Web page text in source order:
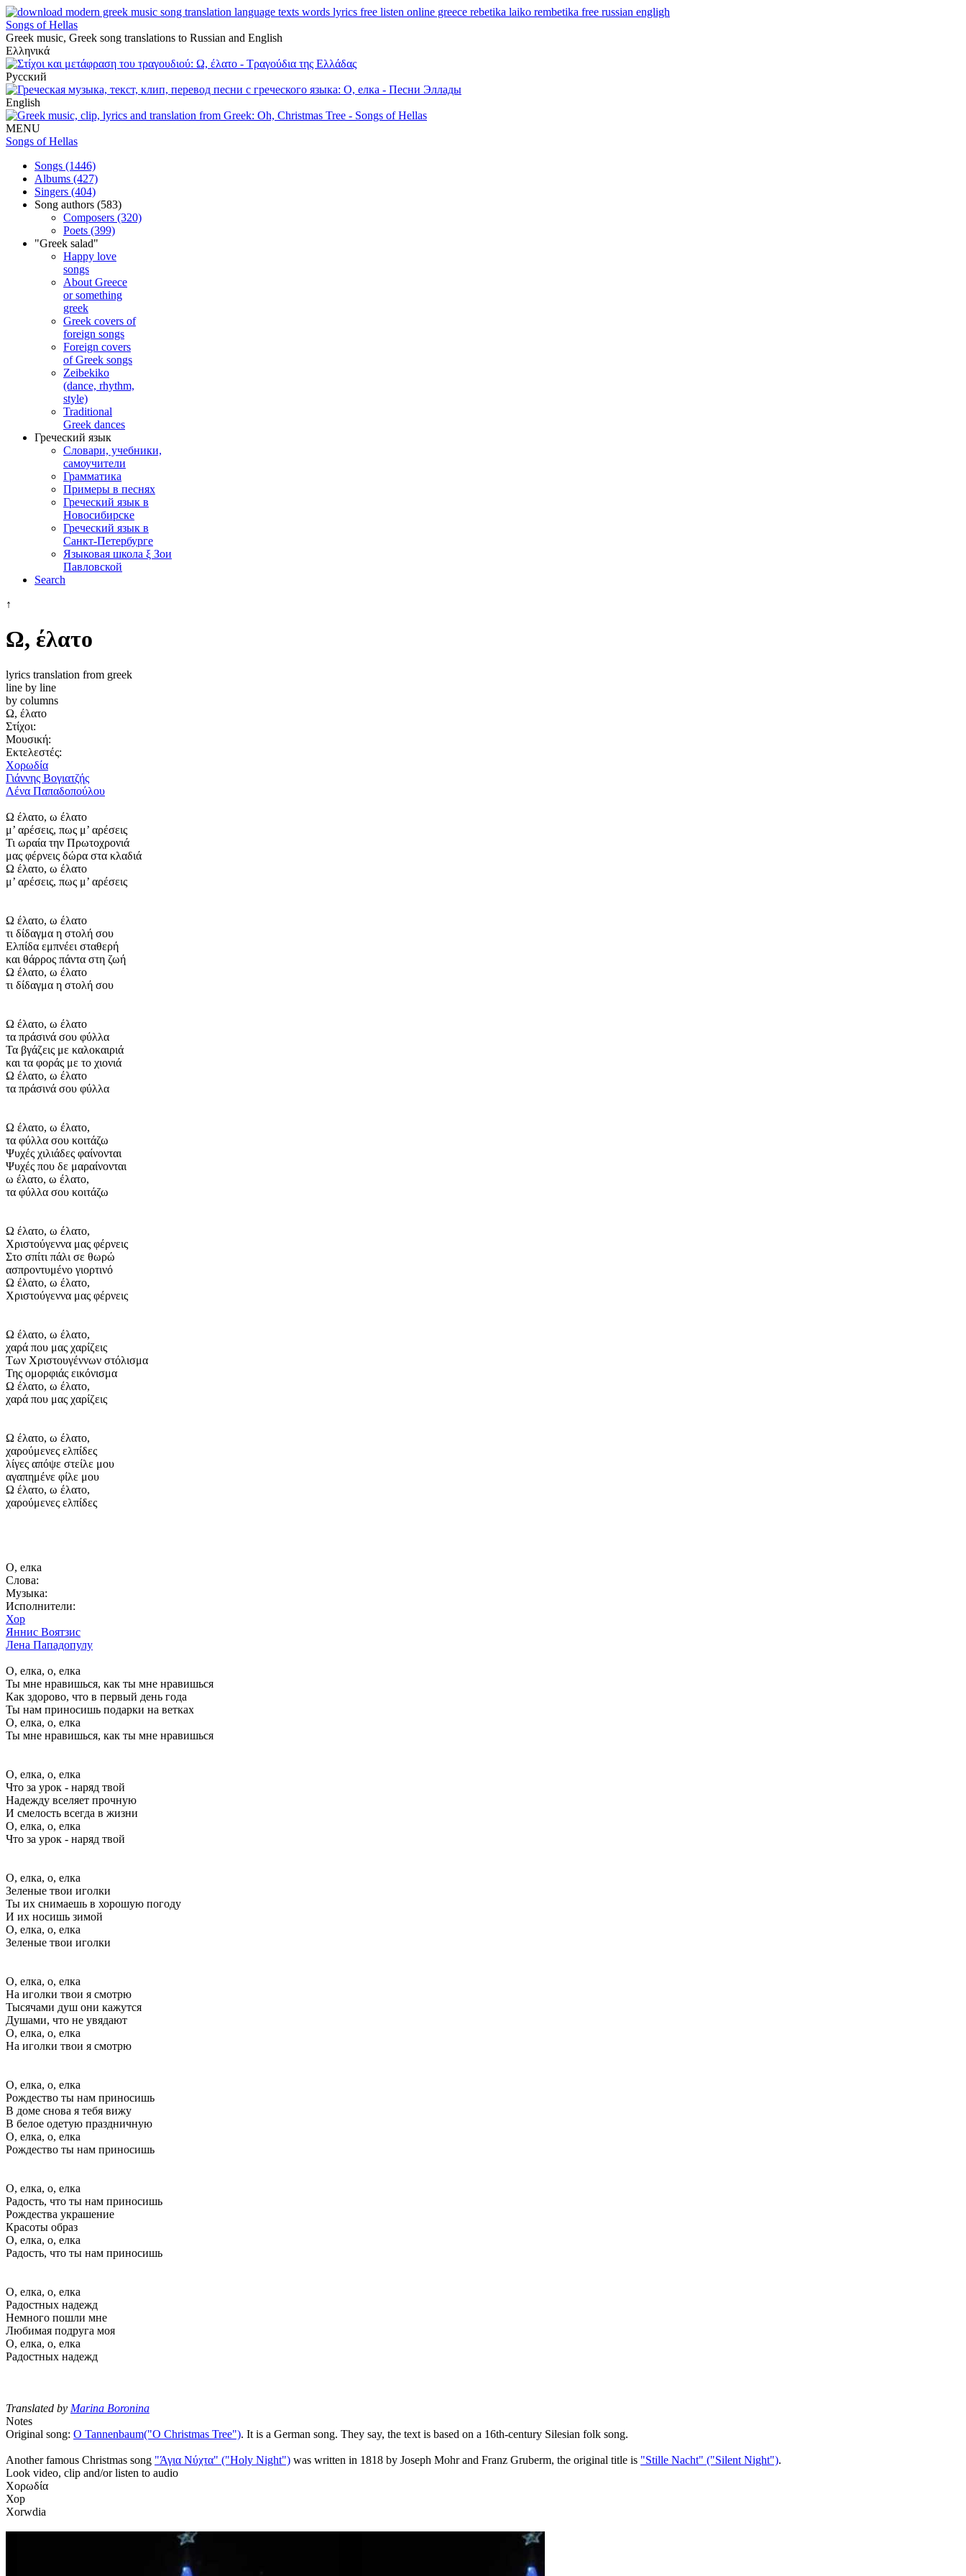
Songs of Hellas
Greek music, Greek song translations to Russian and English
Ελληνικά
Русский
English
MENU
Songs of Hellas
Songs (1446)
Albums (427)
Singers (404)
Song authors (583)
Composers (320)
Poets (399)
"Greek salad"
Happy love
songs
About Greece
or something
greek
Greek covers of
foreign songs
Foreign covers
of Greek songs
Zeibekiko
(dance, rhythm,
style)
Traditional
Greek dances
Греческий язык
Словари, учебники,
самоучители
Грамматика
Примеры в песнях
Греческий язык в
Новосибирске
Греческий язык в
Санкт-Петербурге
Языковая школа ξ Зои
Павловской
Search
↑
Ω, έλατο
lyrics translation from greek
line by line
by columns
Ω, έλατο
Στίχοι:
Μουσική:
Εκτελεστές:
Χορωδία
Γιάννης Βογιατζής
Λένα Παπαδοπούλου
Ω έλατο, ω έλατο
μ’ αρέσεις, πως μ’ αρέσεις
Τι ωραία την Πρωτοχρονιά
μας φέρνεις δώρα στα κλαδιά
Ω έλατο, ω έλατο
μ’ αρέσεις, πως μ’ αρέσεις
Ω έλατο, ω έλατο
τι δίδαγμα η στολή σου
Ελπίδα εμπνέει σταθερή
και θάρρος πάντα στη ζωή
Ω έλατο, ω έλατο
τι δίδαγμα η στολή σου
Ω έλατο, ω έλατο
τα πράσινά σου φύλλα
Τα βγάζεις με καλοκαιριά
και τα φοράς με το χιονιά
Ω έλατο, ω έλατο
τα πράσινά σου φύλλα
Ω έλατο, ω έλατο,
τα φύλλα σου κοιτάζω
Ψυχές χιλιάδες φαίνονται
Ψυχές που δε μαραίνονται
ω έλατο, ω έλατο,
τα φύλλα σου κοιτάζω
Ω έλατο, ω έλατο,
Χριστούγεννα μας φέρνεις
Στο σπίτι πάλι σε θωρώ
ασπροντυμένο γιορτινό
Ω έλατο, ω έλατο,
Χριστούγεννα μας φέρνεις
Ω έλατο, ω έλατο,
χαρά που μας χαρίζεις
Των Χριστουγέννων στόλισμα
Της ομορφιάς εικόνισμα
Ω έλατο, ω έλατο,
χαρά που μας χαρίζεις
Ω έλατο, ω έλατο,
χαρούμενες ελπίδες
λίγες απόψε στείλε μου
αγαπημένε φίλε μου
Ω έλατο, ω έλατο,
χαρούμενες ελπίδες
О, елка
Слова:
Музыка:
Исполнители:
Хор
Яннис Воятзис
Лена Пападопулу
О, елка, o, елка
Ты мне нравишься, как ты мне нравишься
Как здорово, что в первый день года
Ты нам приносишь подарки на ветках
О, елка, o, елка
Ты мне нравишься, как ты мне нравишься
О, елка, o, елка
Что за урок - наряд твой
Надежду вселяет прочную
И смелость всегда в жизни
О, елка, o, елка
Что за урок - наряд твой
О, елка, o, елка
Зеленые твои иголки
Ты их снимаешь в хорошую погоду
И их носишь зимой
О, елка, o, елка
Зеленые твои иголки
О, елка, o, елка
На иголки твои я смотрю
Тысячами душ они кажутся
Душами, что не увядают
О, елка, o, елка
На иголки твои я смотрю
О, елка, o, елка
Рождество ты нам приносишь
В доме снова я тебя вижу
В белое одетую праздничную
О, елка, o, елка
Рождество ты нам приносишь
О, елка, o, елка
Радость, что ты нам приносишь
Рождества украшение
Красоты образ
О, елка, o, елка
Радость, что ты нам приносишь
О, елка, o, елка
Радостных надежд
Немного пошли мне
Любимая подруга моя
О, елка, o, елка
Радостных надежд
Translated by Marina Boronina
Notes
Original song: O Tannenbaum("O Christmas Tree"). It is a German song. They say, the text is based on a 16th-century Silesian folk song.
Another famous Christmas song "Άγια Νύχτα" ("Holy Night") was written in 1818 by Joseph Mohr and Franz Gruberm, the original title is "Stille Nacht" ("Silent Night").
Look video, clip and/or listen to audio
Χορωδία
Хор
Xorwdia